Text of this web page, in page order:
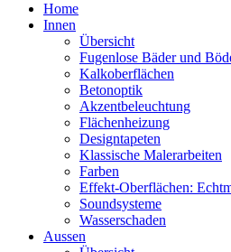
Home
Innen
Übersicht
Fugenlose Bäder und
Kalkoberflächen
Betonoptik
Akzentbeleuchtung
Flächenheizung
Designtapeten
Klassische Malerarbeiten
Farben
Effekt-Oberflächen:
Soundsysteme
Wasserschaden
Aussen